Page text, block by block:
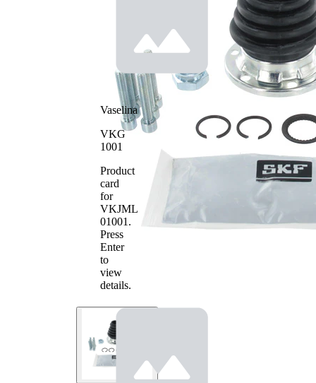
36 mm
interior 2
Vaselina
VKG
1001
Product
card
for
VKJML
01001 .
Press
Enter
to
view
details.